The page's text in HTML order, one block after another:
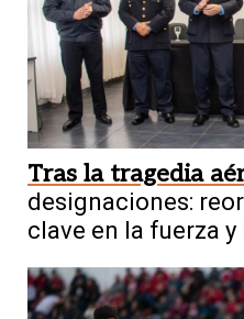
Tras la tragedia
designaciones:
clave en la fuerza